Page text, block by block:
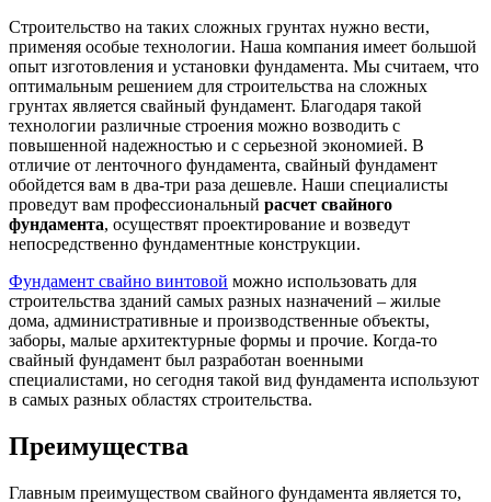
Строительство на таких сложных грунтах нужно вести,
применяя особые технологии. Наша компания имеет большой
опыт изготовления и установки фундамента. Мы считаем, что
оптимальным решением для строительства на сложных
грунтах является свайный фундамент. Благодаря такой
технологии различные строения можно возводить с
повышенной надежностью и с серьезной экономией. В
отличие от ленточного фундамента, свайный фундамент
обойдется вам в два-три раза дешевле. Наши специалисты
проведут вам профессиональный расчет свайного
фундамента, осуществят проектирование и возведут
непосредственно фундаментные конструкции.
Фундамент свайно винтовой можно использовать для
строительства зданий самых разных назначений – жилые
дома, административные и производственные объекты,
заборы, малые архитектурные формы и прочие. Когда-то
свайный фундамент был разработан военными
специалистами, но сегодня такой вид фундамента используют
в самых разных областях строительства.
Преимущества
Главным преимуществом свайного фундамента является то,